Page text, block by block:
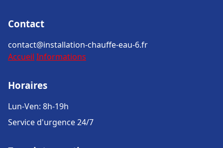
Contact
contact@installation-chauffe-eau-6.fr
Accueil Informations
Horaires
Lun-Ven: 8h-19h
Service d'urgence 24/7